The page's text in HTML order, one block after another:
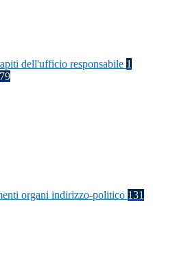
dell'ufficio responsabile 1
organi indirizzo-politico 131